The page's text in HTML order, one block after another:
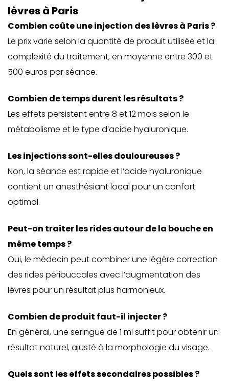
lèvres à Paris
Combien coûte une injection des lèvres à Paris ?
Le prix varie selon la quantité de produit utilisée et la
complexité du traitement, en moyenne entre 300 et
500 euros par séance.
Combien de temps durent les résultats ?
Les effets persistent entre 8 et 12 mois selon le
métabolisme et le type d’acide hyaluronique.
Les injections sont-elles douloureuses ?
Non, la séance est rapide et l’acide hyaluronique
contient un anesthésiant local pour un confort
optimal.
Peut-on traiter les rides autour de la bouche en
même temps ?
Oui, le médecin peut combiner une légère correction
des rides péribuccales avec l’augmentation des
lèvres pour un résultat plus harmonieux.
Combien de produit faut-il injecter ?
En général, une seringue de 1 ml suffit pour obtenir un
résultat naturel, ajusté à la morphologie du visage.
Quels sont les effets secondaires possibles ?